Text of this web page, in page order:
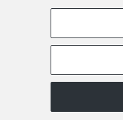
Informaciniai puslapiai